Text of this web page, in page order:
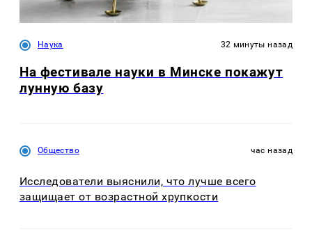
Наука 32 минуты назад
На фестивале науки в Минске покажут
лунную базу
Общество час назад
Исследователи выяснили, что лучше всего
защищает от возрастной хрупкости